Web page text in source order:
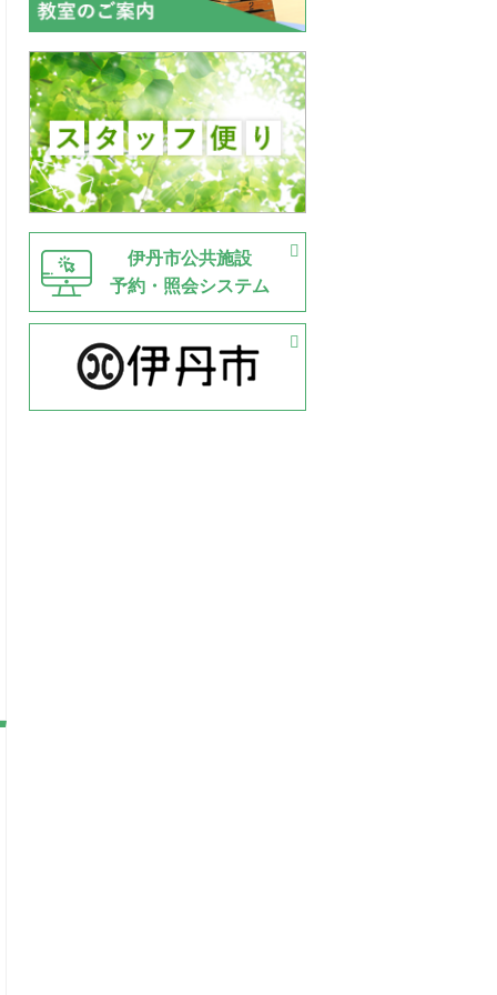
伊丹市公共施設
予約・照会システム